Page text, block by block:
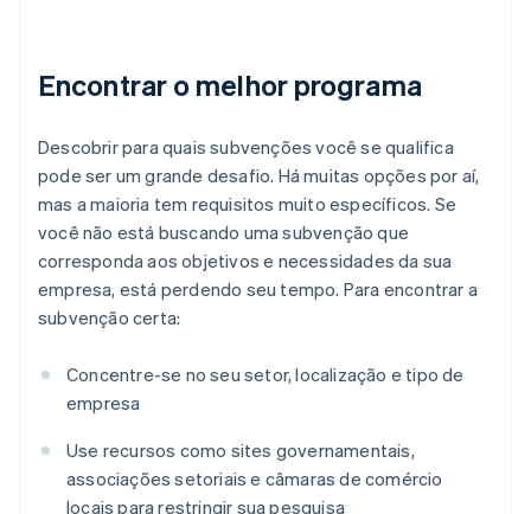
Encontrar o melhor programa
Descobrir para quais subvenções você se qualifica
pode ser um grande desafio. Há muitas opções por aí,
mas a maioria tem requisitos muito específicos. Se
você não está buscando uma subvenção que
corresponda aos objetivos e necessidades da sua
empresa, está perdendo seu tempo. Para encontrar a
subvenção certa:
Concentre-se no seu setor, localização e tipo de
empresa
Use recursos como sites governamentais,
associações setoriais e câmaras de comércio
locais para restringir sua pesquisa